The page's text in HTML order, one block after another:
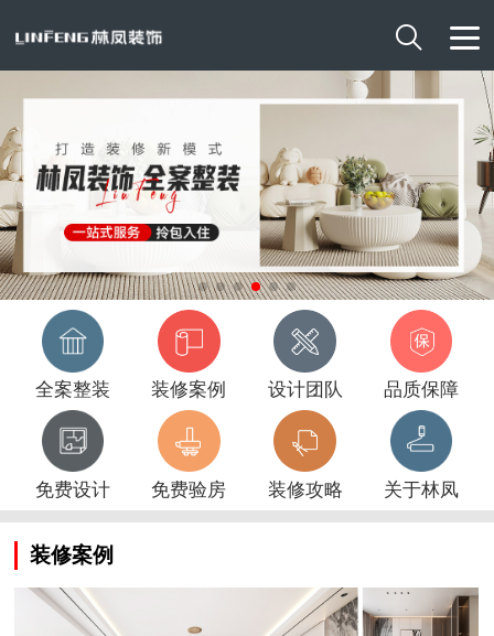

全案整装 装修案例 设计团队 品质保障
免费设计 免费验房 装修攻略 关于林凤
装修案例